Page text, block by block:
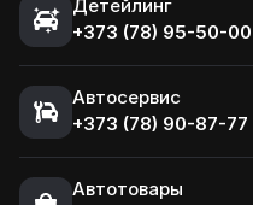
Детейлинг
+373 (78) 95-50-00
Автосервис
+373 (78) 90-87-77
Автотовары